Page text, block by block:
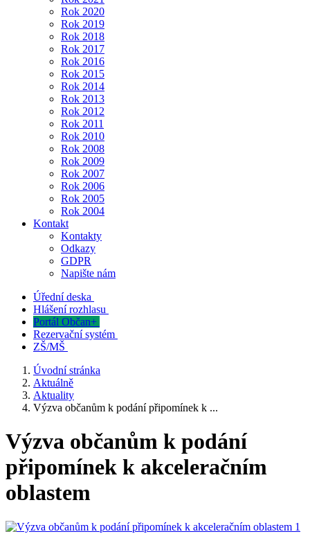
Rok 2020
Rok 2019
Rok 2018
Rok 2017
Rok 2016
Rok 2015
Rok 2014
Rok 2013
Rok 2012
Rok 2011
Rok 2010
Rok 2008
Rok 2009
Rok 2007
Rok 2006
Rok 2005
Rok 2004
Kontakt
Kontakty
Odkazy
GDPR
Napište nám
Úřední deska
Hlášení rozhlasu
Portál Občan+
Rezervační systém
ZŠ/MŠ
Úvodní stránka
Aktuálně
Aktuality
Výzva občanům k podání připomínek k ...
Výzva občanům k podání
připomínek k akceleračním
oblastem